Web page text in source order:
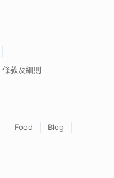
條款及細則
Food
Blog